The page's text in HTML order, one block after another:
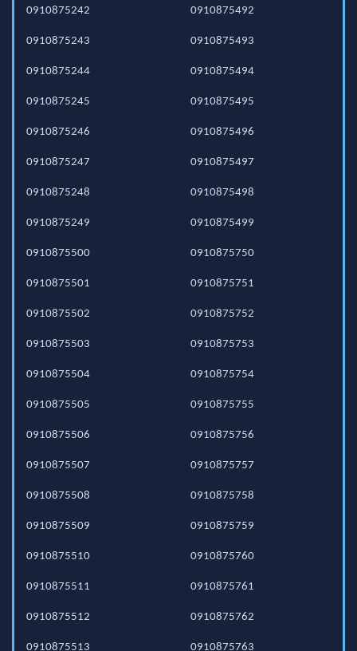
0910875242
0910875243
0910875244
0910875245
0910875246
0910875247
0910875248
0910875249
0910875492
0910875493
0910875494
0910875495
0910875496
0910875497
0910875498
0910875499
0910875500
0910875501
0910875502
0910875503
0910875504
0910875505
0910875506
0910875507
0910875508
0910875509
0910875510
0910875511
0910875512
0910875513
0910875750
0910875751
0910875752
0910875753
0910875754
0910875755
0910875756
0910875757
0910875758
0910875759
0910875760
0910875761
0910875762
0910875763